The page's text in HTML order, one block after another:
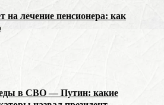
лечение пенсионера: как
в СВО — Путин: какие